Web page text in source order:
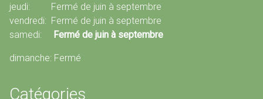
jeudi: Fermé de juin à septembre
vendredi: Fermé de juin à septembre
samedi:
Fermé de juin à septembre
dimanche: Fermé
Catégories